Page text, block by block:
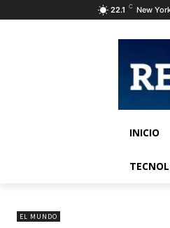
22.1 C New
INICIO
EL MUNDO